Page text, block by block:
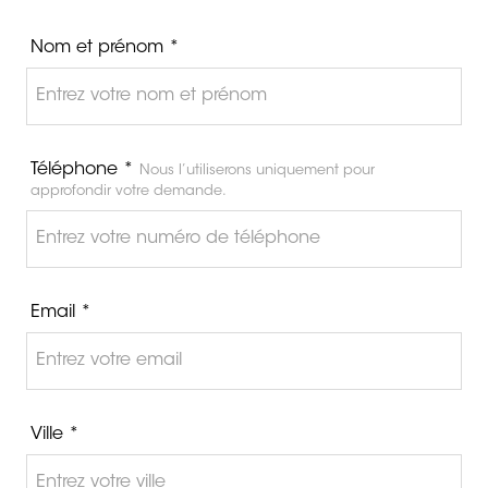
Nom et prénom *
Téléphone *
Nous l’utiliserons uniquement pour
approfondir votre demande.
Email *
Ville *